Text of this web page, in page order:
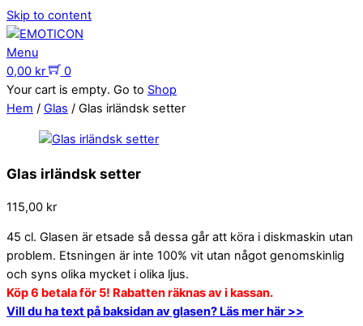
Skip to content
Menu
0,00 kr
0
Your cart is empty. Go to Shop
Hem / Glas / Glas irländsk setter
Glas irländsk setter
115,00 kr
45 cl. Glasen är etsade så dessa går att köra i diskmaskin utan
problem. Etsningen är inte 100% vit utan något genomskinlig
och syns olika mycket i olika ljus.
Köp 6 betala för 5! Rabatten räknas av i kassan.
Vill du ha text på baksidan av glasen? Läs mer här >>